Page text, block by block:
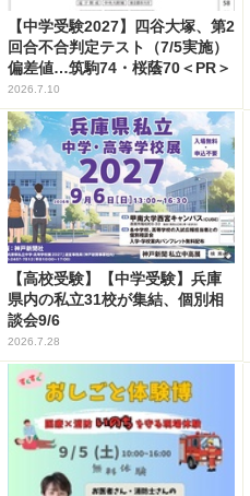
【中学受験2027】四谷大塚、第2
回合不合判定テスト（7/5実施）
偏差値…筑駒74・桜蔭70＜PR＞
2026.7.10
【高校受験】【中学受験】兵庫
県内の私立31校が集結、個別相
談会9/6
2026.7.28